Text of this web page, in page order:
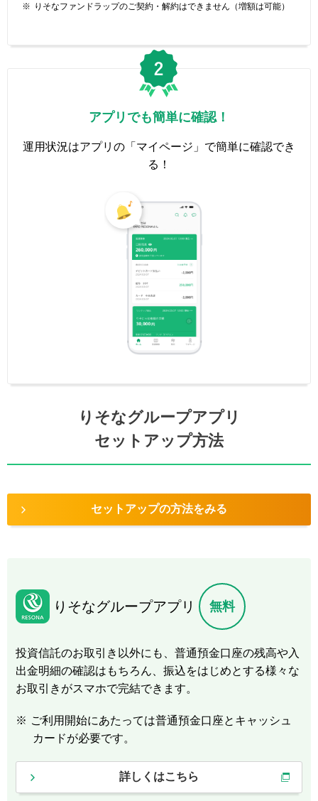
※ りそなファンドラップのご契約・解約はできません（増額は可能）
アプリでも簡単に確認！
運用状況はアプリの「マイページ」で簡単に確認でき
る！
りそなグループアプリ
セットアップ方法
セットアップの方法をみる
りそなグループアプリ 無料
投資信託のお取引き以外にも、普通預金口座の残高や入
出金明細の確認はもちろん、振込をはじめとする様々な
お取引きがスマホで完結できます。
※ ご利用開始にあたっては普通預金口座とキャッシュ
カードが必要です。
詳しくはこちら